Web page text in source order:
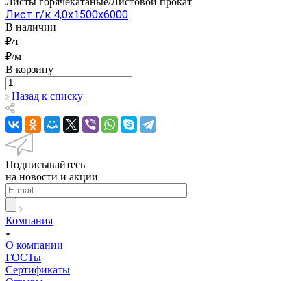
Лист г/к 4,0x1500x6000
В наличии
₽/т
₽/м
В корзину
Назад к списку
Подписывайтесь
на новости и акции
Компания
О компании
ГОСТы
Сертификаты